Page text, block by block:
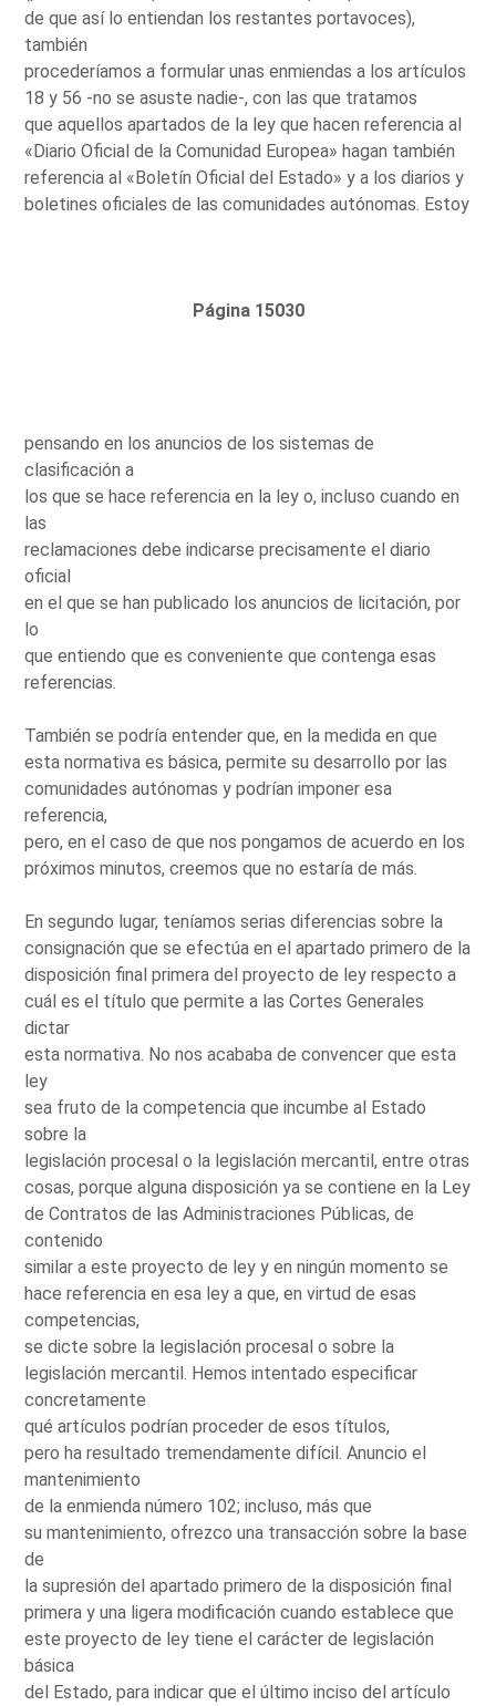
de que así lo entiendan los restantes portavoces),
también
procederíamos a formular unas enmiendas a los artículos
18 y 56 -no se asuste nadie-, con las que tratamos
que aquellos apartados de la ley que hacen referencia al
«Diario Oficial de la Comunidad Europea» hagan también
referencia al «Boletín Oficial del Estado» y a los diarios y
boletines oficiales de las comunidades autónomas. Estoy
Página 15030
pensando en los anuncios de los sistemas de
clasificación a
los que se hace referencia en la ley o, incluso cuando en
las
reclamaciones debe indicarse precisamente el diario
oficial
en el que se han publicado los anuncios de licitación, por
lo
que entiendo que es conveniente que contenga esas
referencias.
También se podría entender que, en la medida en que
esta normativa es básica, permite su desarrollo por las
comunidades autónomas y podrían imponer esa
referencia,
pero, en el caso de que nos pongamos de acuerdo en los
próximos minutos, creemos que no estaría de más.
En segundo lugar, teníamos serias diferencias sobre la
consignación que se efectúa en el apartado primero de la
disposición final primera del proyecto de ley respecto a
cuál es el título que permite a las Cortes Generales
dictar
esta normativa. No nos acababa de convencer que esta
ley
sea fruto de la competencia que incumbe al Estado
sobre la
legislación procesal o la legislación mercantil, entre otras
cosas, porque alguna disposición ya se contiene en la Ley
de Contratos de las Administraciones Públicas, de
contenido
similar a este proyecto de ley y en ningún momento se
hace referencia en esa ley a que, en virtud de esas
competencias,
se dicte sobre la legislación procesal o sobre la
legislación mercantil. Hemos intentado especificar
concretamente
qué artículos podrían proceder de esos títulos,
pero ha resultado tremendamente difícil. Anuncio el
mantenimiento
de la enmienda número 102; incluso, más que
su mantenimiento, ofrezco una transacción sobre la base
de
la supresión del apartado primero de la disposición final
primera y una ligera modificación cuando establece que
este proyecto de ley tiene el carácter de legislación
básica
del Estado, para indicar que el último inciso del artículo